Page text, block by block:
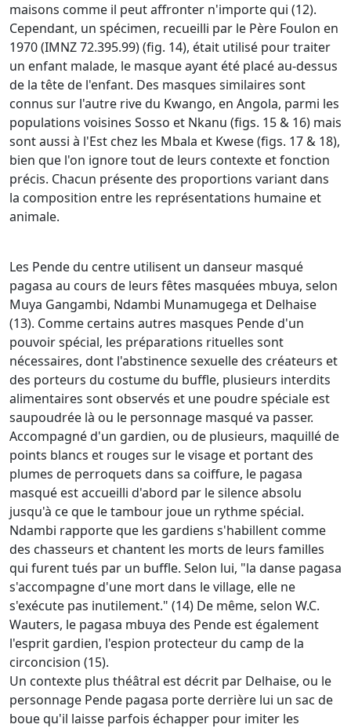
maisons comme il peut affronter n'importe qui (12).
Cependant, un spécimen, recueilli par le Père Foulon en
1970 (IMNZ 72.395.99) (fig. 14), était utilisé pour traiter
un enfant malade, le masque ayant été placé au-dessus
de la tête de l'enfant. Des masques similaires sont
connus sur l'autre rive du Kwango, en Angola, parmi les
populations voisines Sosso et Nkanu (figs. 15 & 16) mais
sont aussi à l'Est chez les Mbala et Kwese (figs. 17 & 18),
bien que l'on ignore tout de leurs contexte et fonction
précis. Chacun présente des proportions variant dans
la composition entre les représentations humaine et
animale.
Les Pende du centre utilisent un danseur masqué
pagasa au cours de leurs fêtes masquées mbuya, selon
Muya Gangambi, Ndambi Munamugega et Delhaise
(13). Comme certains autres masques Pende d'un
pouvoir spécial, les préparations rituelles sont
nécessaires, dont l'abstinence sexuelle des créateurs et
des porteurs du costume du buffle, plusieurs interdits
alimentaires sont observés et une poudre spéciale est
saupoudrée là ou le personnage masqué va passer.
Accompagné d'un gardien, ou de plusieurs, maquillé de
points blancs et rouges sur le visage et portant des
plumes de perroquets dans sa coiffure, le pagasa
masqué est accueilli d'abord par le silence absolu
jusqu'à ce que le tambour joue un rythme spécial.
Ndambi rapporte que les gardiens s'habillent comme
des chasseurs et chantent les morts de leurs familles
qui furent tués par un buffle. Selon lui, "la danse pagasa
s'accompagne d'une mort dans le village, elle ne
s'exécute pas inutilement." (14) De même, selon W.C.
Wauters, le pagasa mbuya des Pende est également
l'esprit gardien, l'espion protecteur du camp de la
circoncision (15).
Un contexte plus théâtral est décrit par Delhaise, ou le
personnage Pende pagasa porte derrière lui un sac de
boue qu'il laisse parfois échapper pour imiter les